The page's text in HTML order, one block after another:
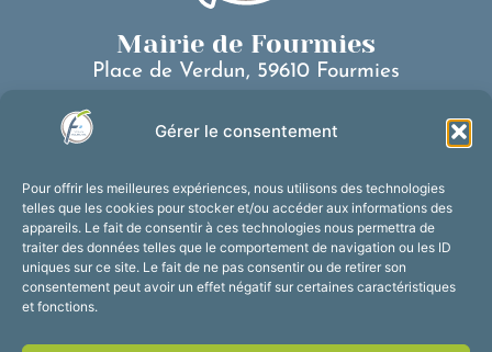
Gérer le consentement
Pour offrir les meilleures expériences, nous utilisons des technologies
telles que les cookies pour stocker et/ou accéder aux informations des
appareils. Le fait de consentir à ces technologies nous permettra de
traiter des données telles que le comportement de navigation ou les ID
uniques sur ce site. Le fait de ne pas consentir ou de retirer son
consentement peut avoir un effet négatif sur certaines caractéristiques
et fonctions.
Mairie de Fourmies
Place de Verdun, 59610 Fourmies
Nous contacter
Du lundi au vendredi :
de 8h30 à 12h et de 13h30 à 17h30
Suivez-nous !